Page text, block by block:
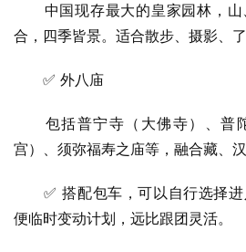
中国现存最大的皇家园林，山
合，四季皆景。适合散步、摄影、
✅ 外八庙
包括普宁寺（大佛寺）、普
宫）、须弥福寿之庙等，融合藏、
✅ 搭配包车，可以自行选择进
便临时变动计划，远比跟团灵活。